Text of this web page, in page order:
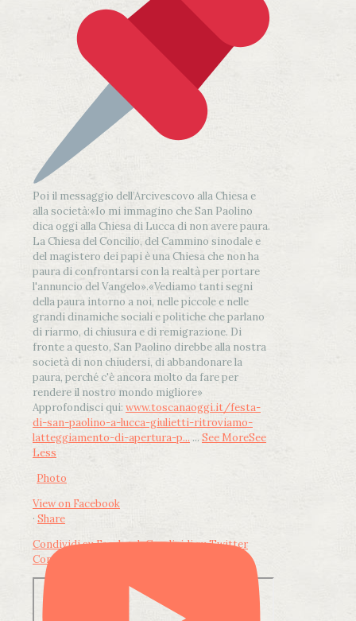
Poi il messaggio dell’Arcivescovo alla Chiesa e
alla società:«Io mi immagino che San Paolino
dica oggi alla Chiesa di Lucca di non avere paura.
La Chiesa del Concilio, del Cammino sinodale e
del magistero dei papi è una Chiesa che non ha
paura di confrontarsi con la realtà per portare
l'annuncio del Vangelo».«Vediamo tanti segni
della paura intorno a noi, nelle piccole e nelle
grandi dinamiche sociali e politiche che parlano
di riarmo, di chiusura e di remigrazione. Di
fronte a questo, San Paolino direbbe alla nostra
società di non chiudersi, di abbandonare la
paura, perché c'è ancora molto da fare per
rendere il nostro mondo migliore»
Approfondisci qui: www.toscanaoggi.it/festa-
di-san-paolino-a-lucca-giulietti-ritroviamo-
latteggiamento-di-apertura-p... ... See MoreSee
Less
Photo
View on Facebook
· Share
Condividi su FacebookCondividi su Twitter
Condividi su LinkedIn